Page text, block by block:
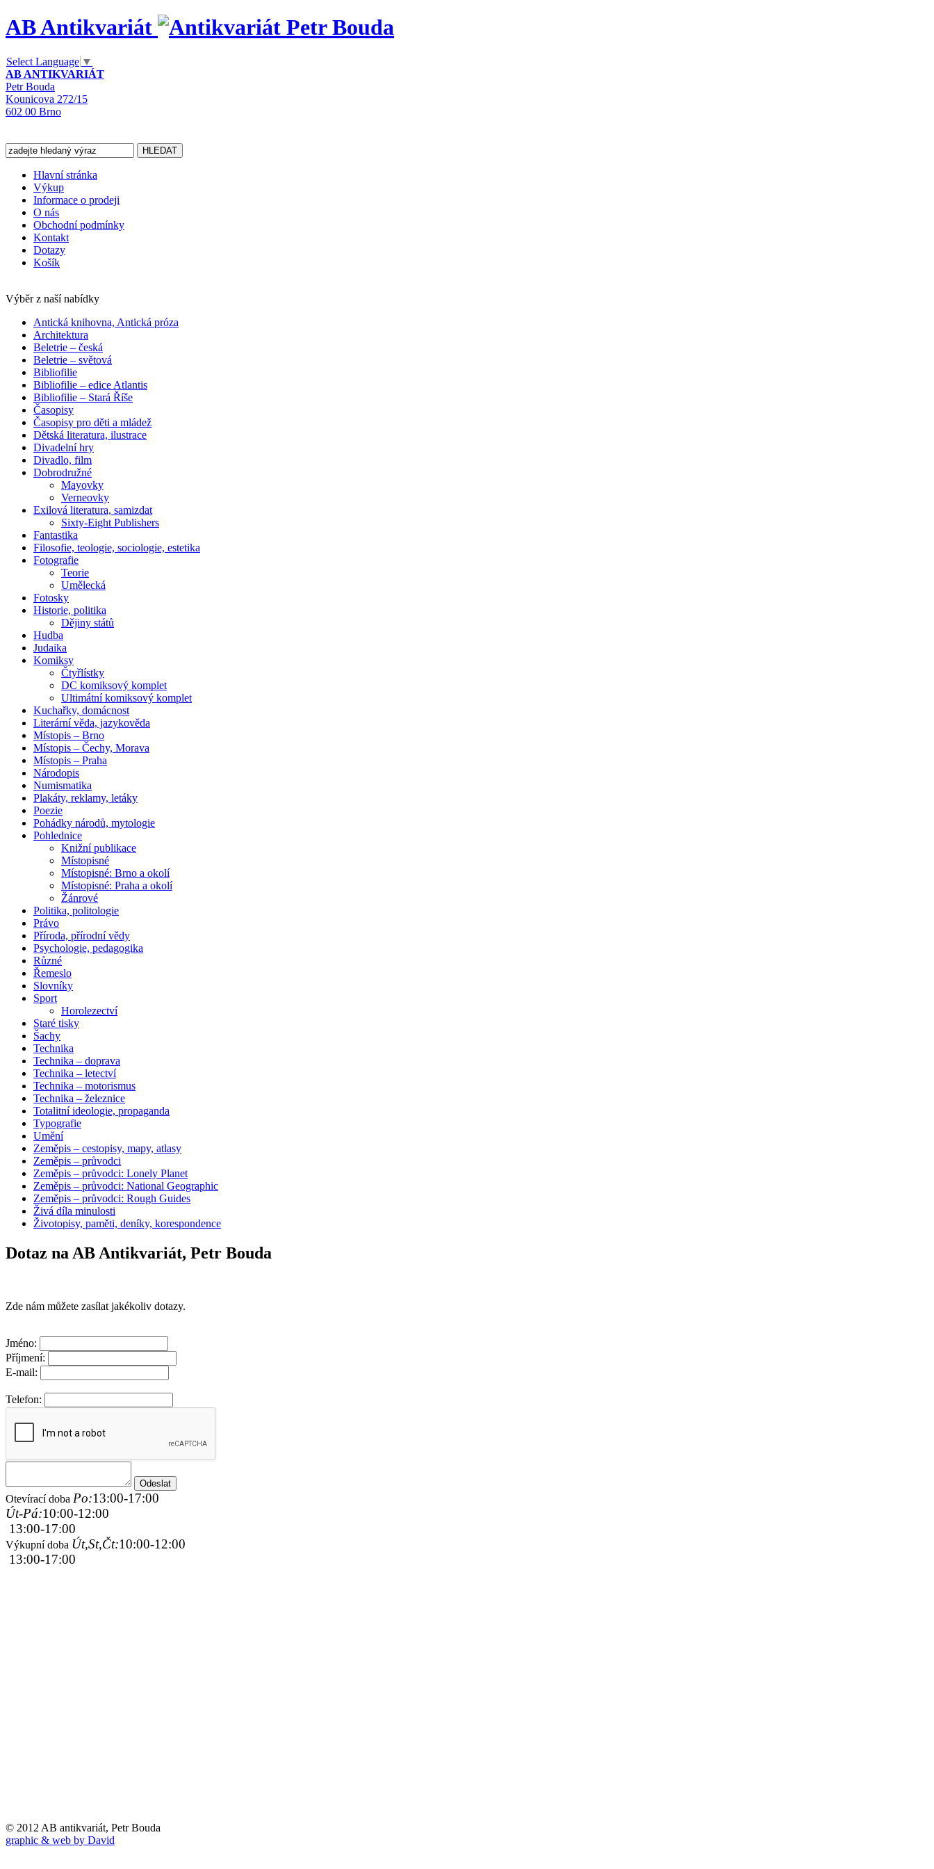
AB Antikvariát
Select Language ▼
AB ANTIKVARIÁT
Petr Bouda
Kounicova 272/15
602 00 Brno
Hlavní stránka
Výkup
Informace o prodeji
O nás
Obchodní podmínky
Kontakt
Dotazy
Košík
Výběr z naší nabídky
Antická knihovna, Antická próza
Architektura
Beletrie – česká
Beletrie – světová
Bibliofilie
Bibliofilie – edice Atlantis
Bibliofilie – Stará Říše
Časopisy
Časopisy pro děti a mládež
Dětská literatura, ilustrace
Divadelní hry
Divadlo, film
Dobrodružné
Mayovky
Verneovky
Exilová literatura, samizdat
Sixty-Eight Publishers
Fantastika
Filosofie, teologie, sociologie, estetika
Fotografie
Teorie
Umělecká
Fotosky
Historie, politika
Dějiny států
Hudba
Judaika
Komiksy
Čtyřlístky
DC komiksový komplet
Ultimátní komiksový komplet
Kuchařky, domácnost
Literární věda, jazykověda
Místopis – Brno
Místopis – Čechy, Morava
Místopis – Praha
Národopis
Numismatika
Plakáty, reklamy, letáky
Poezie
Pohádky národů, mytologie
Pohlednice
Knižní publikace
Místopisné
Místopisné: Brno a okolí
Místopisné: Praha a okolí
Žánrové
Politika, politologie
Právo
Příroda, přírodní vědy
Psychologie, pedagogika
Různé
Řemeslo
Slovníky
Sport
Horolezectví
Staré tisky
Šachy
Technika
Technika – doprava
Technika – letectví
Technika – motorismus
Technika – železnice
Totalitní ideologie, propaganda
Typografie
Umění
Zeměpis – cestopisy, mapy, atlasy
Zeměpis – průvodci
Zeměpis – průvodci: Lonely Planet
Zeměpis – průvodci: National Geographic
Zeměpis – průvodci: Rough Guides
Živá díla minulosti
Životopisy, paměti, deníky, korespondence
Dotaz na AB Antikvariát, Petr Bouda
Zde nám můžete zasílat jakékoliv dotazy.
Jméno:
Příjmení:
E-mail:
Telefon:
Otevírací doba Po:13:00-17:00
Út-Pá:10:00-12:00
13:00-17:00
Výkupní doba Út,St,Čt:10:00-12:00
13:00-17:00
© 2012 AB antikvariát, Petr Bouda
graphic & web by David